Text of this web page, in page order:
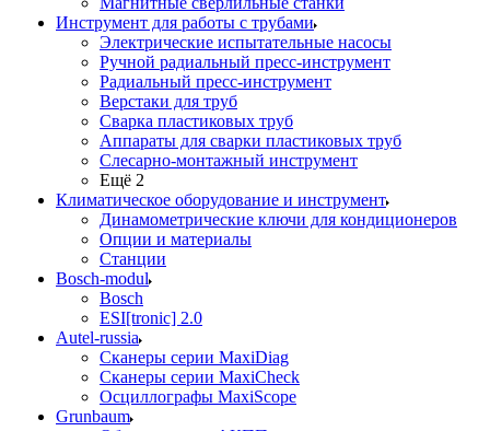
Инструмент для работы с трубами
Электрические испытательные насосы
Ручной радиальный пресс-инструмент
Радиальный пресс-инструмент
Верстаки для труб
Сварка пластиковых труб
Аппараты для сварки пластиковых труб
Слесарно-монтажный инструмент
Ещё 2
Климатическое оборудование и инструмент
Динамометрические ключи для кондиционеров
Опции и материалы
Станции
Bosch-modul
Bosch
ESI[tronic] 2.0
Autel-russia
Сканеры серии MaxiDiag
Сканеры серии MaxiCheck
Осциллографы MaxiScope
Grunbaum